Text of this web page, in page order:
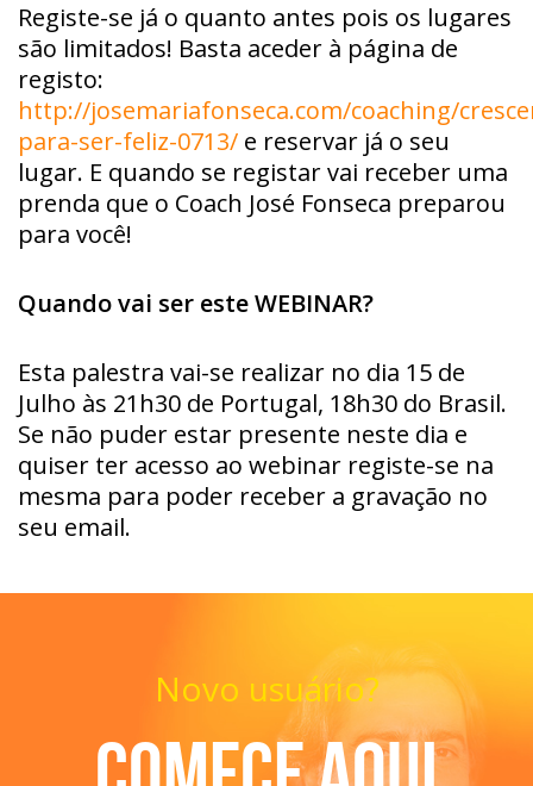
Registe-se já o quanto antes pois os lugares
são limitados! Basta aceder à página de
registo:
http://josemariafonseca.com/coaching/
para-ser-feliz-0713/ e reservar já o seu
lugar. E quando se registar vai receber uma
prenda que o Coach José Fonseca preparou
para você!
Quando vai ser este WEBINAR?
Esta palestra vai-se realizar no dia 15 de
Julho às 21h30 de Portugal, 18h30 do Brasil.
Se não puder estar presente neste dia e
quiser ter acesso ao webinar registe-se na
mesma para poder receber a gravação no
seu email.
Novo usuário?